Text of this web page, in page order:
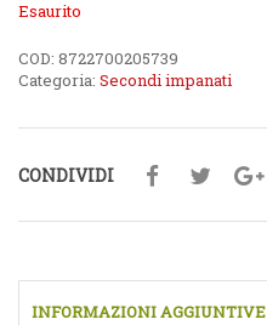
Esaurito
COD: 8722700205739
Categoria: Secondi impanati
CONDIVIDI
INFORMAZIONI AGGIUNTIVE